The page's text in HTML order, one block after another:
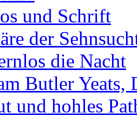
und Schrift
der
die Nacht
Butler Yeats,
und hohles